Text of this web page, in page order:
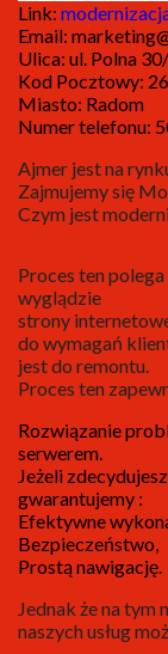
Link:
Email:
Ulica: ul. Polna
Kod Pocztowy:
Miasto: Radom
Numer telefonu:
Ajmer jest na
Zajmujemy się
Czym jest
Proces ten
wyglądzie
strony
do wymagań
jest do remontu.
Proces ten
Rozwiązanie
serwerem.
Jeżeli
gwarantujemy :
Efektywne
Bezpieczeństwo,
Prostą nawigację.
Jednak że na tym
naszych usług